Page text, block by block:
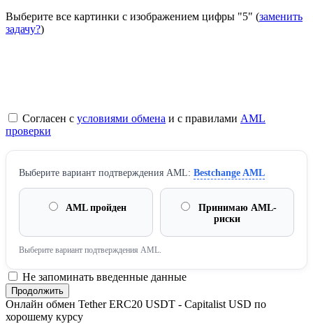
Выберите все картинки с изображением цифры "5" (заменить
задачу?)
Согласен с условиями обмена и с правилами AML
проверки
Выберите вариант подтверждения AML: Bestchange AML
AML пройден
Принимаю AML-
риски
Выберите вариант подтверждения AML.
Не запоминать введенные данные
Онлайн обмен Tether ERC20 USDT - Capitalist USD по
хорошему курсу